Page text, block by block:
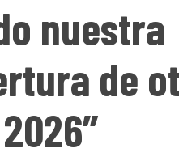
nuestra
de